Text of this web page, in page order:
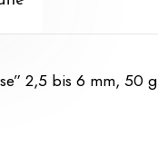
2,5 bis 6 mm, 50 g